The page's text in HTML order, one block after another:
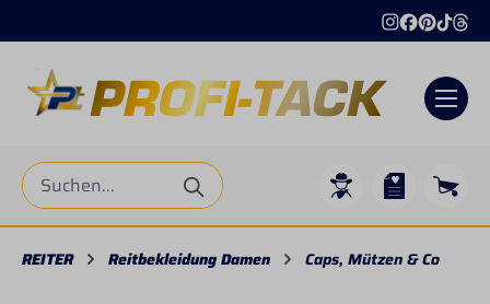
REITER Reitbekleidung Damen Caps, Mützen & Co